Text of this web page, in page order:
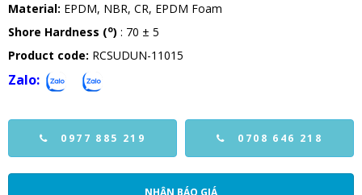
Material: EPDM, NBR, CR, EPDM Foam
Shore Hardness (o) : 70 ± 5
Product code: RCSUDUN-11015
Zalo:
0977 885 219 0708 646 218
NHẬN BÁO GIÁ